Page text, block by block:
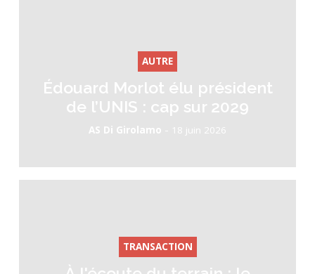
AUTRE
Édouard Morlot élu président
de l’UNIS : cap sur 2029
AS Di Girolamo - 18 juin 2026
TRANSACTION